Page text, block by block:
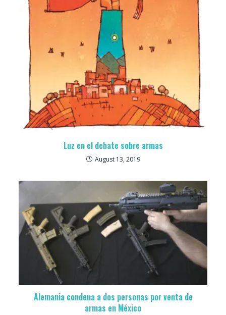
Luz en el debate sobre armas
August 13, 2019
Alemania condena a dos personas por venta de
armas en México